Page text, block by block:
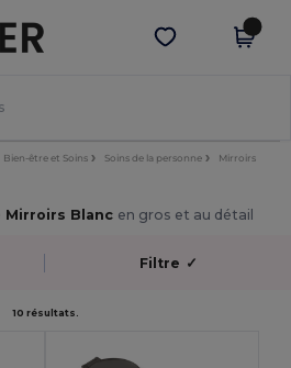
!
Obtenir l'appli
Bien-être et Soins Soins de la personne Mirroirs
Mirroirs Blanc en gros et au détail
Filtre ✓
10 résultats.